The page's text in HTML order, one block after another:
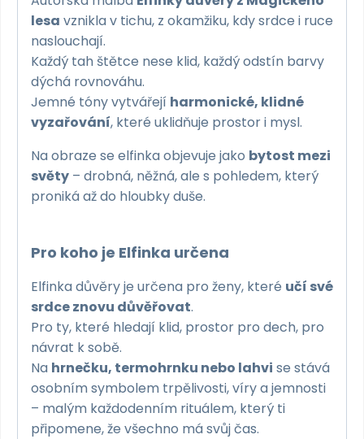
lesa vznikla v tichu, z okamžiku, kdy srdce i ruce
naslouchají.
Každý tah štětce nese klid, každý odstín barvy
dýchá rovnováhu.
Jemné tóny vytvářejí harmonické, klidné
vyzařování, které uklidňuje prostor i mysl.
Na obraze se elfinka objevuje jako bytost mezi
světy – drobná, něžná, ale s pohledem, který
proniká až do hloubky duše.
Pro koho je Elfinka určena
Elfinka důvěry je určena pro ženy, které učí své
srdce znovu důvěřovat.
Pro ty, které hledají klid, prostor pro dech, pro
návrat k sobě.
Na hrnečku, termohrnku nebo lahvi se stává
osobním symbolem trpělivosti, víry a jemnosti
– malým každodenním rituálem, který ti
připomene, že všechno má svůj čas.